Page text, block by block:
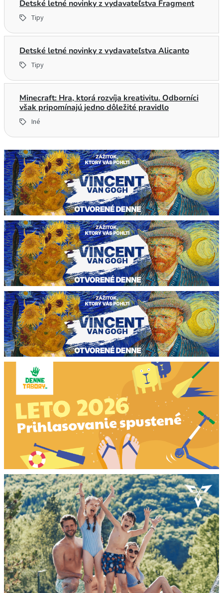
Detské letné novinky z vydavateľstva Fragment
Tipy
Detské letné novinky z vydavateľstva Alicanto
Tipy
Minecraft: Hra, ktorá rozvíja kreativitu. Odborníci
však pripomínajú jedno dôležité pravidlo
Iné